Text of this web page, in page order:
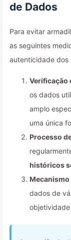
de Dados
Para evitar
as seguintes
autenticidade dos
Verificação
os dados
amplo
uma única
Processo
históricos
dados de